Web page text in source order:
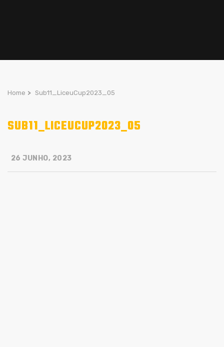
Home > Sub11_LiceuCup2023_05
SUB11_LICEUCUP2023_05
26 JUNHO, 2023